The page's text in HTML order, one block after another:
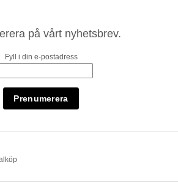
på vårt nyhetsbrev.
Fyll i din e-postadress